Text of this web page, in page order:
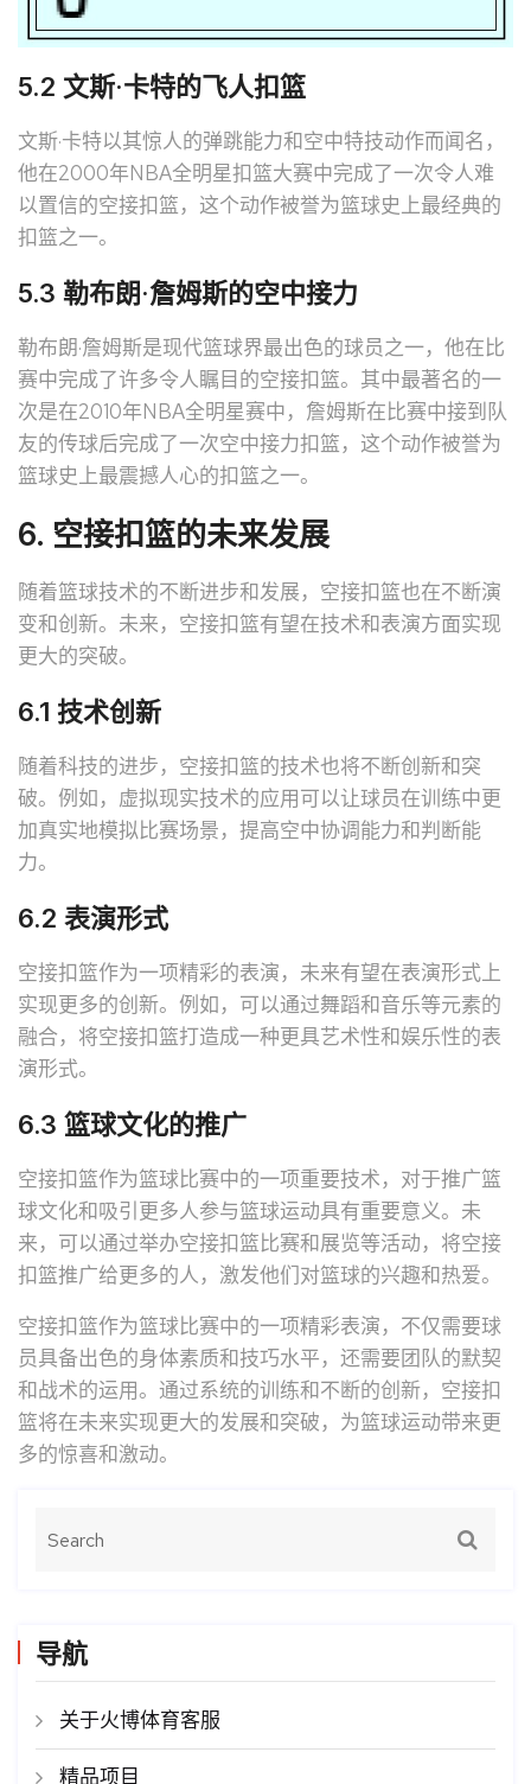
5.2 文斯·卡特的飞人扣篮
文斯·卡特以其惊人的弹跳能力和空中特技动作而闻名，
他在2000年NBA全明星扣篮大赛中完成了一次令人难
以置信的空接扣篮，这个动作被誉为篮球史上最经典的
扣篮之一。
5.3 勒布朗·詹姆斯的空中接力
勒布朗·詹姆斯是现代篮球界最出色的球员之一，他在比
赛中完成了许多令人瞩目的空接扣篮。其中最著名的一
次是在2010年NBA全明星赛中，詹姆斯在比赛中接到队
友的传球后完成了一次空中接力扣篮，这个动作被誉为
篮球史上最震撼人心的扣篮之一。
6. 空接扣篮的未来发展
随着篮球技术的不断进步和发展，空接扣篮也在不断演
变和创新。未来，空接扣篮有望在技术和表演方面实现
更大的突破。
6.1 技术创新
随着科技的进步，空接扣篮的技术也将不断创新和突
破。例如，虚拟现实技术的应用可以让球员在训练中更
加真实地模拟比赛场景，提高空中协调能力和判断能
力。
6.2 表演形式
空接扣篮作为一项精彩的表演，未来有望在表演形式上
实现更多的创新。例如，可以通过舞蹈和音乐等元素的
融合，将空接扣篮打造成一种更具艺术性和娱乐性的表
演形式。
6.3 篮球文化的推广
空接扣篮作为篮球比赛中的一项重要技术，对于推广篮
球文化和吸引更多人参与篮球运动具有重要意义。未
来，可以通过举办空接扣篮比赛和展览等活动，将空接
扣篮推广给更多的人，激发他们对篮球的兴趣和热爱。
空接扣篮作为篮球比赛中的一项精彩表演，不仅需要球
员具备出色的身体素质和技巧水平，还需要团队的默契
和战术的运用。通过系统的训练和不断的创新，空接扣
篮将在未来实现更大的发展和突破，为篮球运动带来更
多的惊喜和激动。
导航
关于火博体育客服
精品项目